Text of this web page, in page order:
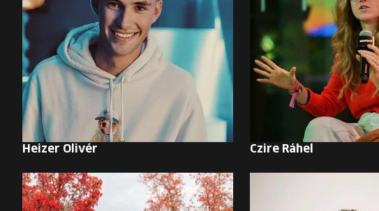
Heizer Olivér Czire Ráhel